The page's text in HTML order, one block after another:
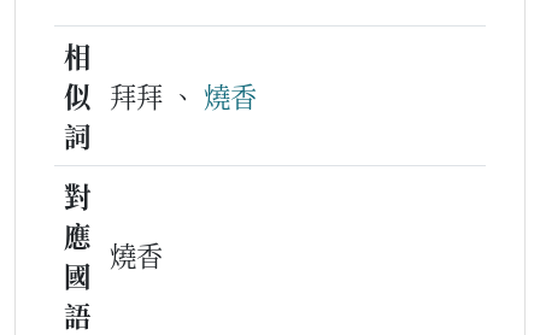
相
似
詞
拜拜 、 燒香
對
應
國
語
燒香